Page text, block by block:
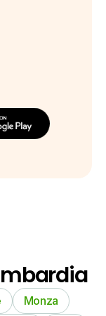
Monza